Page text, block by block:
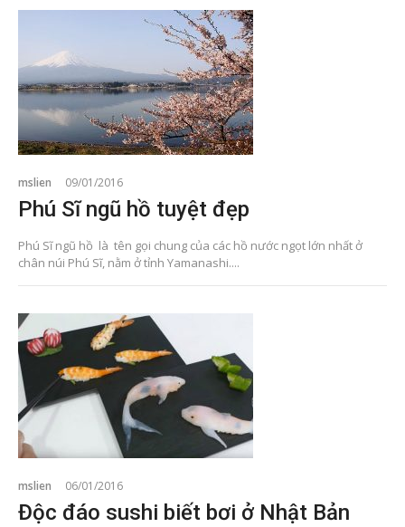
mslien 09/01/2016
Phú Sĩ ngũ hồ tuyệt đẹp
Phú Sĩ ngũ hồ là tên gọi chung của các hồ nước ngọt lớn nhất ở
chân núi Phú Sĩ, nằm ở tỉnh Yamanashi....
mslien 06/01/2016
Độc đáo sushi biết bơi ở Nhật Bản